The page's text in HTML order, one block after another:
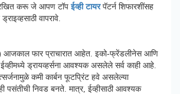
करू जे आपण टॉपईव्ही टायरपॅटर्न शिफारशींसह
वापरावे.
आजकाल फार प्राचारात आहेत. इको-फ्रेंडलीनेस आणि
ईव्हीमध्ये ड्रायव्हर्सना आवश्यक असलेले सर्व काही आहे.
कमी कार्बन फूटप्रिंट हवे असलेल्या
पसंतीची निवड बनते. मात्र, ईव्हीसाठी आवश्यक